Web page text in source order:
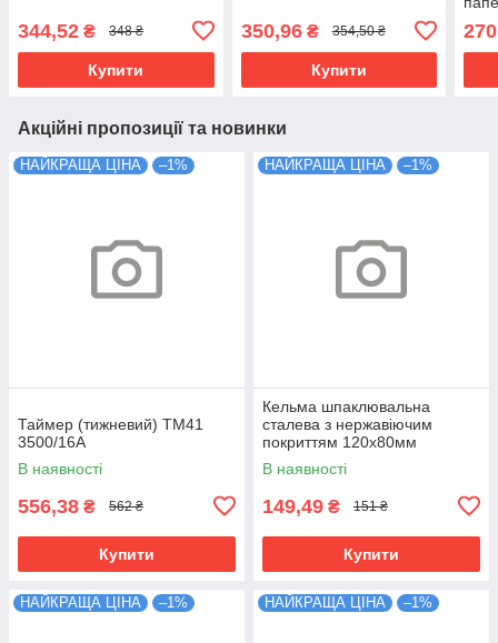
344,52 ₴ 348 ₴
Купити
350,96₴ 354,50 ₴
Купити
Акційні пропозиції та новинки
НАЙКРАЩА ЦІНА –1%
Таймер (тижневий) ТМ41
3500/16А
В наявності
556,38 ₴ 562 ₴
Купити
НАЙКРАЩА ЦІНА –1%
Кельма шпаклювальна
сталева з нержавіючим
покриттям 120х80мм
В наявності
149,49 ₴ 151 ₴
Купити
НАЙКРАЩА ЦІНА –1% НАЙКРАЩА ЦІНА –1%